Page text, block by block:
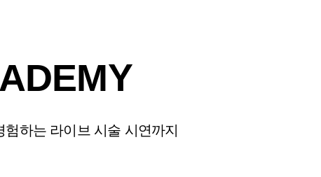
하는 라이브 시술 시연까지